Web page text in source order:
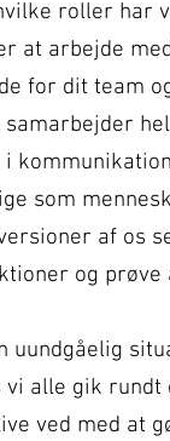
roller har
at arbejde
for dit team
som
af os
og
alle gik
ved med at